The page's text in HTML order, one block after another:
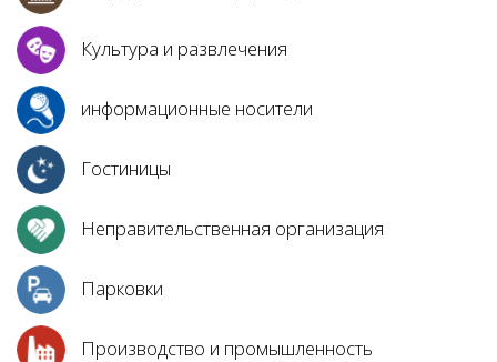
Культура и развлечения
информационные носители
Гостиницы
Неправительственная организация
Парковки
Производство и промышленность